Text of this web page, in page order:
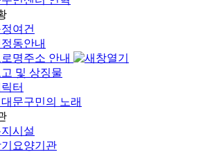
여건
동안내
로명주소 안내
고 및 상징물
터
문구민의 노래
시설
기요양기관